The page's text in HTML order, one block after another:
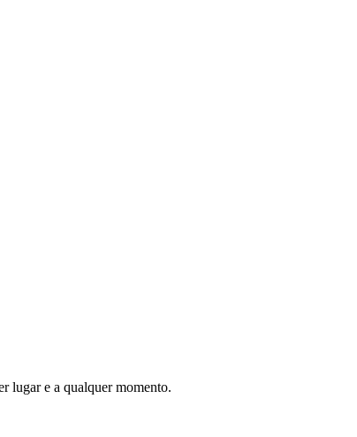
lugar e a qualquer momento.